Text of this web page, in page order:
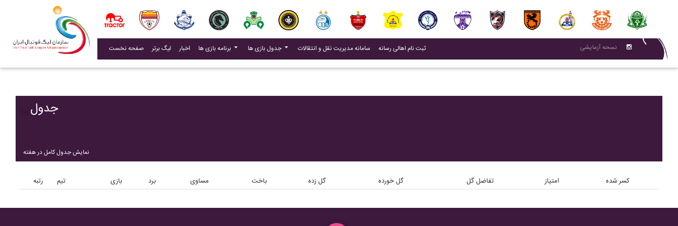
صفحه نخست لیگ برتر اخبار(current) برنامه بازی ها جدول بازی ها سامانه مدیریت نقل و انتقالات (current)
ثبت نام اهالی رسانه(current) نسحه آزمایشی
جدول
نمایش جدول کامل در هفته
رتبه تیم بازی برد مساوی باخت گل زده گل خورده تفاضل گل امتیاز کسر شده